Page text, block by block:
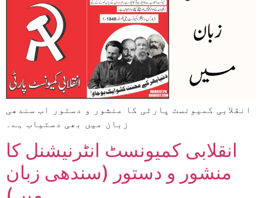
انقلابی کمیونسٹ پارٹی کا منشور و دستور اب سندھی
زبان میں بھی دستیاب ہے۔
انقلابی کمیونسٹ انٹرنیشنل کا
منشور و دستور (سندھی زبان